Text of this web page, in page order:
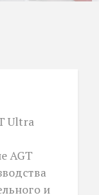
Ultra
AGT
и